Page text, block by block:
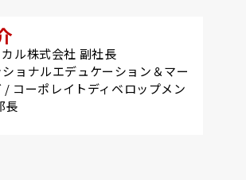
ル株式会社 副社長
ショナルエデュケーション＆マー
/ コーポレイトディベロップメン
長